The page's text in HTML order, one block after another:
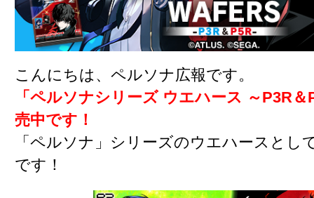
こんにちは、ペルソナ広報です。
「ペルソナシリーズ ウエハース ～P3R
売中です！
「ペルソナ」シリーズのウエハースとし
です！